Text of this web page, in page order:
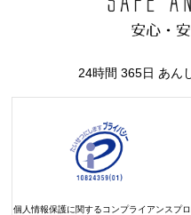
24時間 365日 あん
個人情報保護に関するコンプライアンスプロ